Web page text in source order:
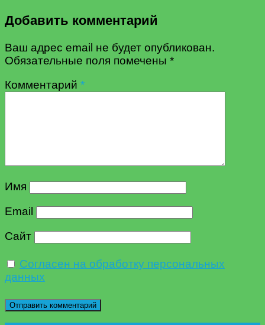
Добавить комментарий
Ваш адрес email не будет опубликован.
Обязательные поля помечены *
Комментарий *
Имя
Email
Сайт
Согласен на обработку персональных
данных